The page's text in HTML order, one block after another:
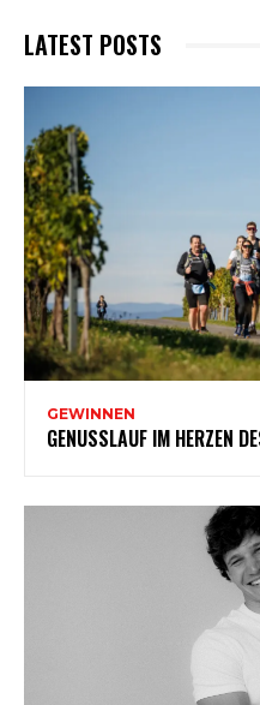
LATEST POSTS
GEWINNEN
GENUSSLAUF IM HERZEN